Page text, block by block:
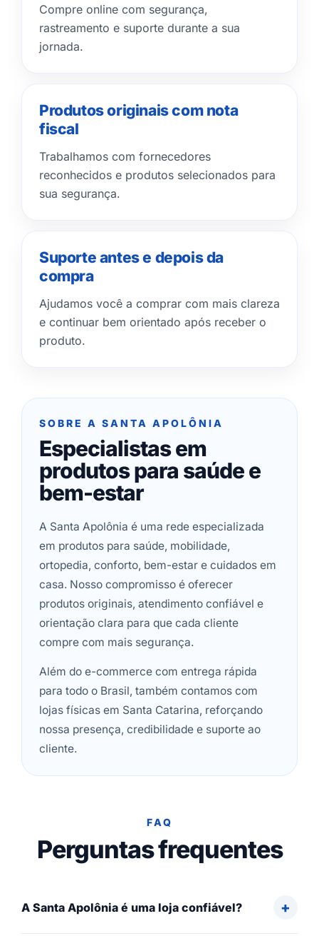
Compre online com segurança,
rastreamento e suporte durante a sua
jornada.
Produtos originais com nota
fiscal
Trabalhamos com fornecedores
reconhecidos e produtos selecionados para
sua segurança.
Suporte antes e depois da
compra
Ajudamos você a comprar com mais clareza
e continuar bem orientado após receber o
produto.
SOBRE A SANTA APOLÔNIA
Especialistas em
produtos para saúde e
bem-estar
A Santa Apolônia é uma rede especializada
em produtos para saúde, mobilidade,
ortopedia, conforto, bem-estar e cuidados em
casa. Nosso compromisso é oferecer
produtos originais, atendimento confiável e
orientação clara para que cada cliente
compre com mais segurança.
Além do e-commerce com entrega rápida
para todo o Brasil, também contamos com
lojas físicas em Santa Catarina, reforçando
nossa presença, credibilidade e suporte ao
cliente.
FAQ
Perguntas frequentes
A Santa Apolônia é uma loja confiável?